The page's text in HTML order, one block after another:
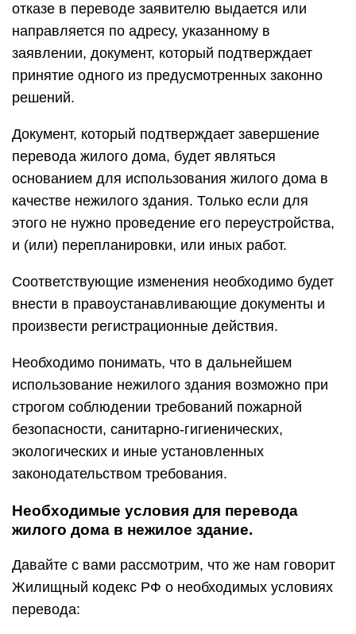
отказе в переводе заявителю выдается или
направляется по адресу, указанному в
заявлении, документ, который подтверждает
принятие одного из предусмотренных законно
решений.
Документ, который подтверждает завершение
перевода жилого дома, будет являться
основанием для использования жилого дома в
качестве нежилого здания. Только если для
этого не нужно проведение его переустройства,
и (или) перепланировки, или иных работ.
Соответствующие изменения необходимо будет
внести в правоустанавливающие документы и
произвести регистрационные действия.
Необходимо понимать, что в дальнейшем
использование нежилого здания возможно при
строгом соблюдении требований пожарной
безопасности, санитарно-гигиенических,
экологических и иные установленных
законодательством требования.
Необходимые условия для перевода
жилого дома в нежилое здание.
Давайте с вами рассмотрим, что же нам говорит
Жилищный кодекс РФ о необходимых условиях
перевода: